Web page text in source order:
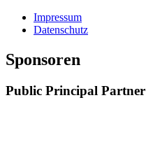
Impressum
Datenschutz
Sponsoren
Public Principal Partner